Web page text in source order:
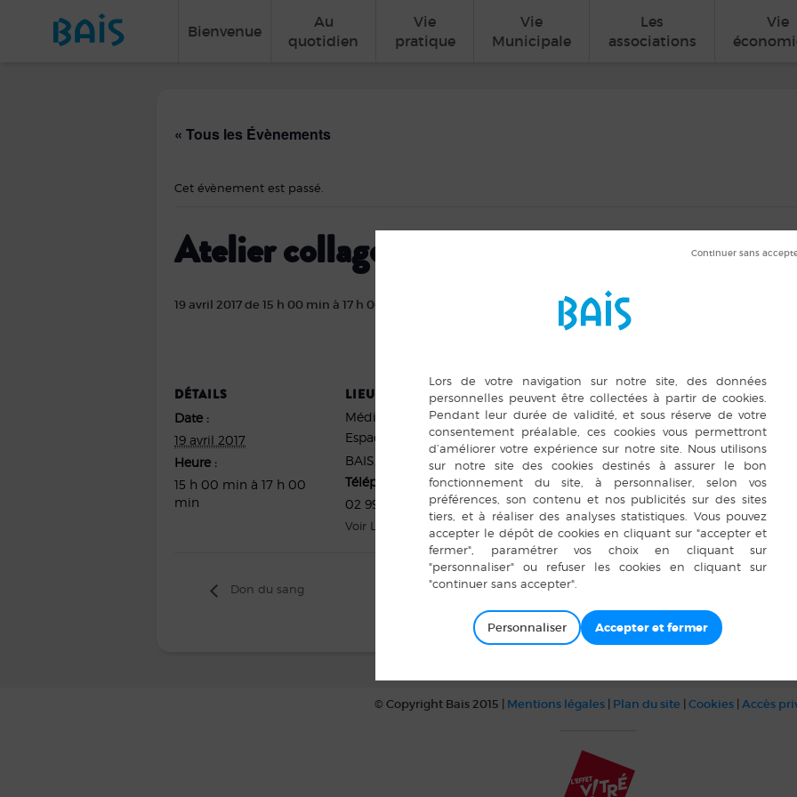
Bienvenue
Au
quotidien
Vie
pratique
Vie
Municipale
Les
associations
Vie
« Tous les Évènements
Cet évènement est passé.
Atelier collage créatif
19 avril 2017 de 15 h 00 min à 17 h 00 min
DÉTAILS
Date :
19 avril 2017
Heure :
15 h 00 min à 17 h 00
min
LIEU
Médiathèque
Espace des Fontaines
BAIS
Téléphone
02 99 76 57 10
Voir Lieu site web
Don du sang
© Copyright Bais 2015 | Mentions légales| Plan du site | Cookies| Accès
Personnaliser